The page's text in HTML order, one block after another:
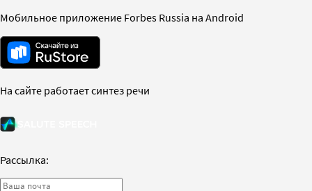
Мобильное приложение Forbes Russia на Android
На сайте работает синтез речи
Рассылка: